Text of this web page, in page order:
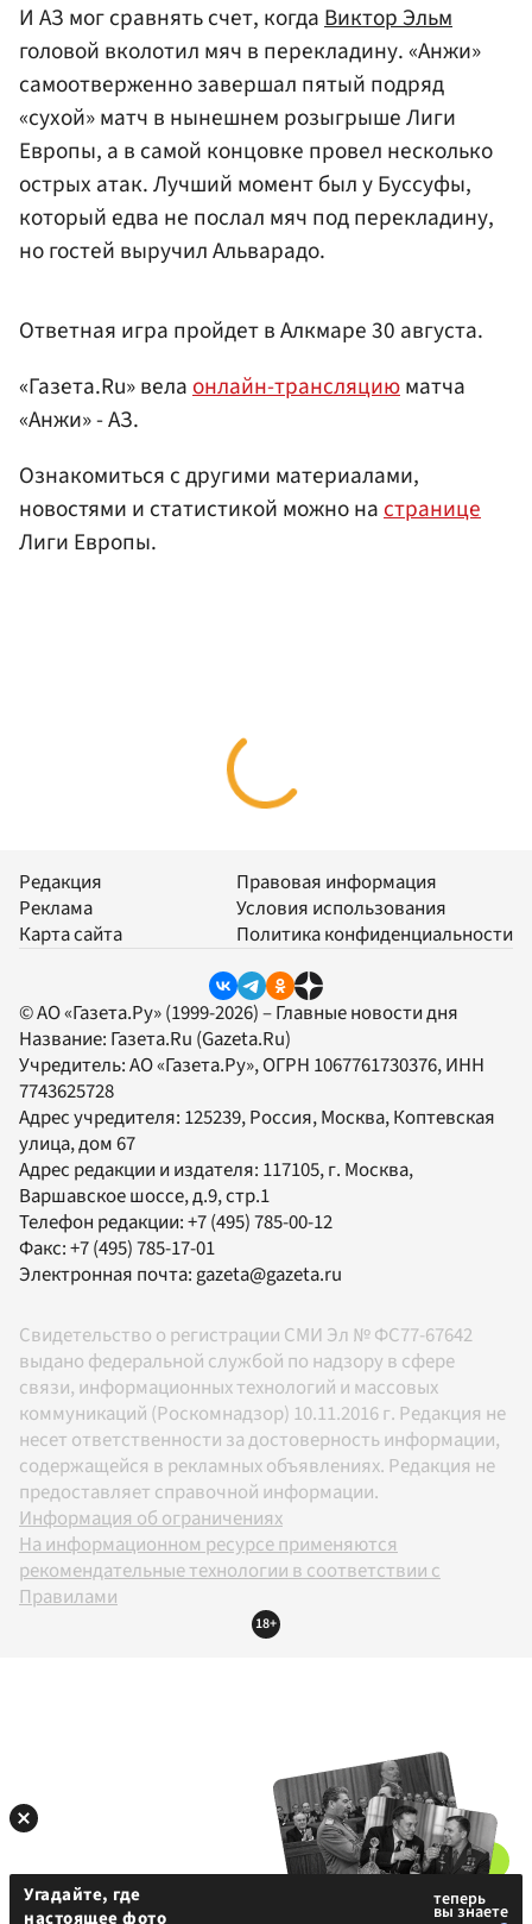
И АЗ мог сравнять счет, когдаВиктор Эльм
головой вколотил мяч в перекладину. «Анжи»
самоотверженно завершал пятый подряд
«сухой» матч в нынешнем розыгрыше Лиги
Европы, а в самой концовке провел несколько
острых атак. Лучший момент был у Буссуфы,
который едва не послал мяч под перекладину,
но гостей выручил Альварадо.
Ответная игра пройдет в Алкмаре 30 августа.
«Газета.Ru» велаонлайн-трансляциюматча
«Анжи» - АЗ.
Ознакомиться с другими материалами,
новостями и статистикой можно настранице
Лиги Европы.
Редакция
Реклама
Карта сайта
Правовая информация
Условия использования
Политика конфиденциальности
© АО «Газета.Ру» (1999-2026) – Главные новости дня
Название: Газета.Ru (Gazeta.Ru)
Учредитель:АО «Газета.Ру», ОГРН 1067761730376, ИНН
7743625728
Адрес учредителя: 125239, Россия, Москва, Коптевская
улица, дом 67
Адрес редакции и издателя: 117105, г. Москва,
Варшавское шоссе, д.9, стр.1
Телефон редакции:+7 (495) 785-00-12
Факс:+7 (495) 785-17-01
Электронная почта:gazeta@gazeta.ru
Свидетельство о регистрации СМИ Эл № ФС77-67642
выдано федеральной службой по надзору в сфере
связи, информационных технологий и массовых
коммуникаций (Роскомнадзор) 10.11.2016 г. Редакция не
несет ответственности за достоверность информации,
содержащейся в рекламных объявлениях. Редакция не
предоставляет справочной информации.
Информация об ограничениях
На информационном ресурсе применяются
рекомендательные технологии в соответствии с
Правилами
18+
Угадайте, где
настоящее фото